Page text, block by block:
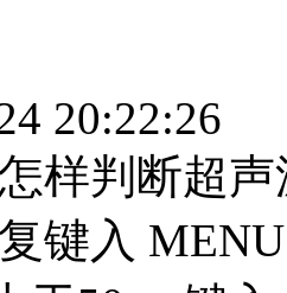
20:22:26
样判断超
键入